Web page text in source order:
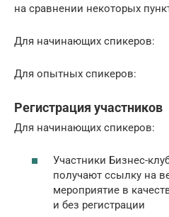
на сравнении некоторых
Для начинающих спикеров:
Для опытных спикеров:
Регистрация участников
Для начинающих спикеров:
Участники Бизнес-
получают ссылку на
мероприятие в
и без регистрации